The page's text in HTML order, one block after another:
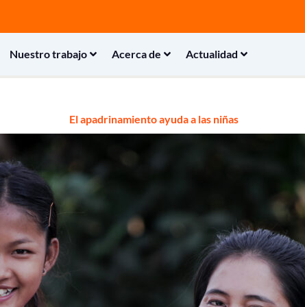
Nuestro trabajo Acerca de Actualidad
El apadrinamiento ayuda a las niñas